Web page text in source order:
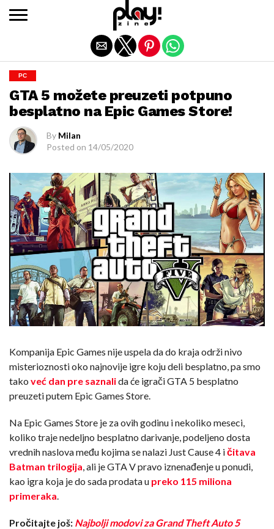
PC
GTA 5 možete preuzeti potpuno
besplatno na Epic Games Store!
By Milan
Posted on 14/05/2020
Kompanija Epic Games nije uspela da do kraja održi nivo
misterioznosti oko najnovije igre koju deli besplatno, pa smo
tako već dan pre saznalida će igrači GTA 5 besplatno
preuzeti putem Epic Games Store.
Na Epic Games Store je za ovih godinu i nekoliko meseci,
koliko traje nedeljno besplatno darivanje, podeljeno dosta
vrednih naslova među kojima se nalazi Just Cause 4 ičitava
Batman trilogija , ali je GTA V pravo iznenađenje u ponudi,
kao igra koja je do sada prodata u preko 115 miliona
primeraka
Pročitajte još: Najbolji modovi za Grand Theft Auto 5
Exit mobile version